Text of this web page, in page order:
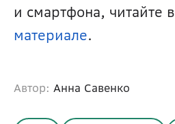
и смартфона, читайте в
материале.
Автор: Анна Савенко